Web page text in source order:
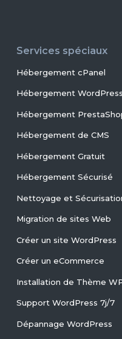
Services spéciaux
Hébergement cPanel
Hébergement WordPress
Hébergement
Hébergement de CMS
Hébergement Gratuit
Hébergement Sécurisé
Nettoyage et
Migration de sites Web
Créer un site WordPress
Créer un eCommerce
Installation de Thème
Support WordPress 7j/7
Dépannage WordPress